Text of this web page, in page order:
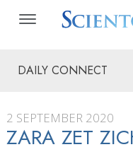
DAILY CONNECT
2 SEPTEMBER 2020
ZARA ZET